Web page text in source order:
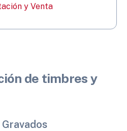
y Venta
de timbres y